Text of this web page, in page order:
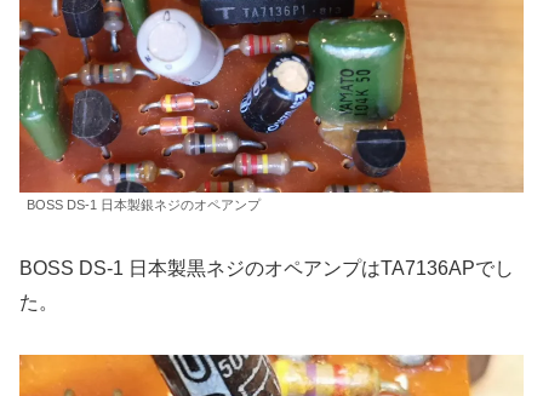
BOSS DS-1 日本製銀ネジのオペアンプ
BOSS DS-1 日本製黒ネジのオペアンプはTA7136APでし
た。